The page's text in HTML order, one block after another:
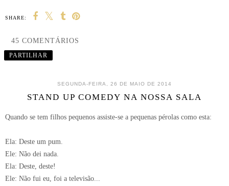
SHARE:
45 COMENTÁRIOS
PARTILHAR
SEGUNDA-FEIRA, 26 DE MAIO DE 2014
STAND UP COMEDY NA NOSSA SALA
Quando se tem filhos pequenos assiste-se a pequenas pérolas como esta:
Ela: Deste um pum.
Ele: Não dei nada.
Ela: Deste, deste!
Ele: Não fui eu, foi a televisão...